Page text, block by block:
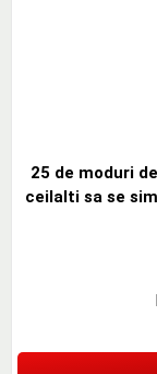
25 de moduri
ceilalti sa se